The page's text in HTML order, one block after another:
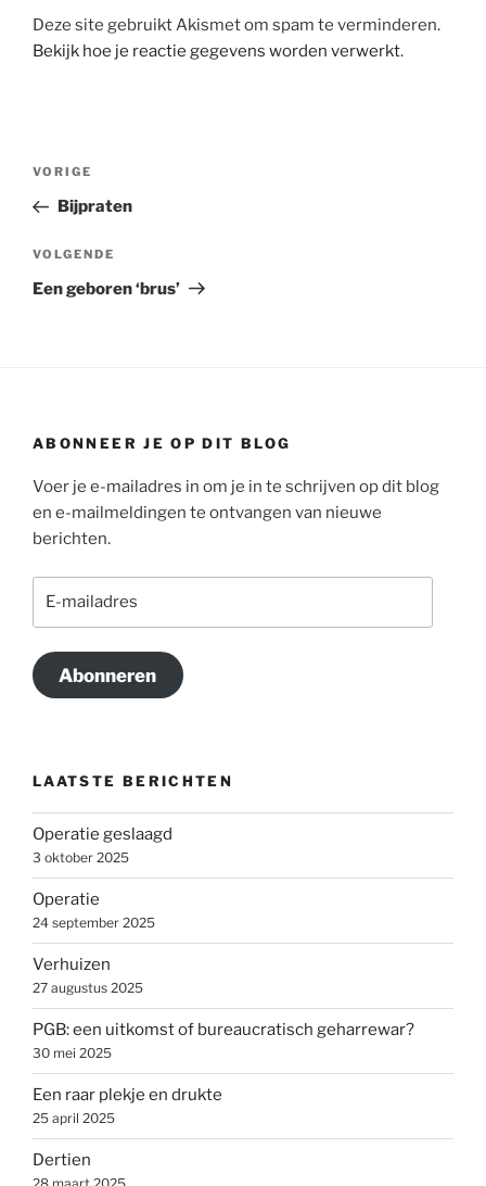
Deze site gebruikt Akismet om spam te verminderen.
Bekijk hoe je reactie gegevens worden verwerkt.
Bericht
Vorig
bericht
VORIGE
Bijpraten
Volgend
bericht
VOLGENDE
Een geboren ‘brus’
ABONNEER JE OP DIT BLOG
Voer je e-mailadres in om je in te schrijven op dit blog
en e-mailmeldingen te ontvangen van nieuwe
berichten.
Abonneren
LAATSTE BERICHTEN
Operatie geslaagd
3 oktober 2025
Operatie
24 september 2025
Verhuizen
27 augustus 2025
PGB: een uitkomst of bureaucratisch geharrewar?
30 mei 2025
Een raar plekje en drukte
25 april 2025
Dertien